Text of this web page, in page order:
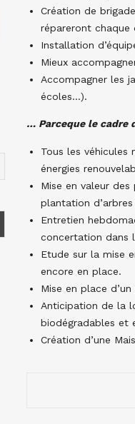
Création de
répareront chaque
Installation
Mieux
Accompagner les
écoles…).
… Parceque le cadre
Tous les
énergies
Mise en valeur
plantation
Entretien
concertation dans
Etude sur la mise
encore en place.
Mise en place
Anticipation de la
biodégradables et
Création d’une